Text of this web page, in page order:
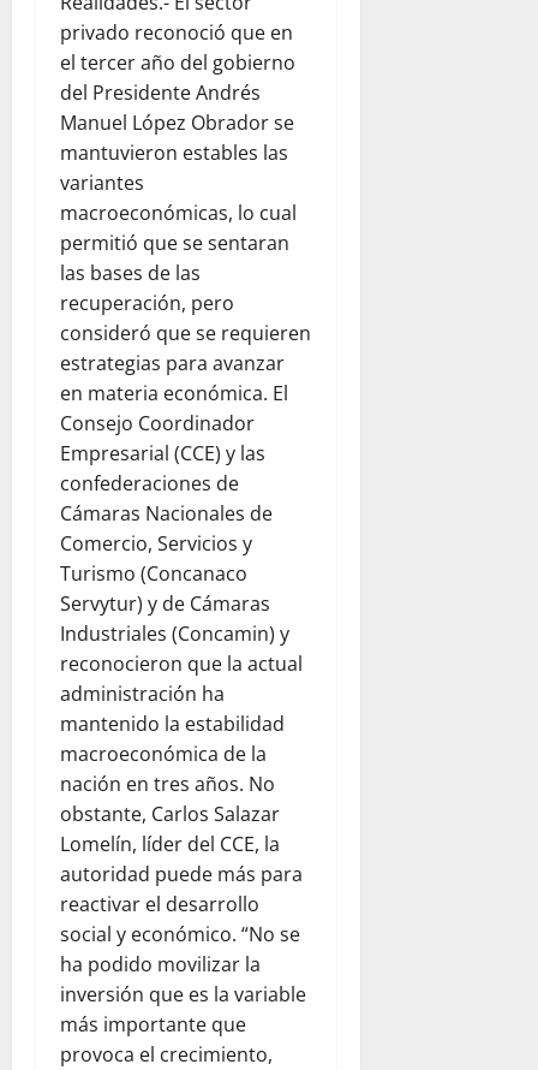
privado reconoció que en
el tercer año del gobierno
del Presidente Andrés
Manuel López Obrador se
mantuvieron estables las
variantes
macroeconómicas, lo cual
permitió que se sentaran
las bases de las
recuperación, pero
consideró que se requieren
estrategias para avanzar
en materia económica. El
Consejo Coordinador
Empresarial (CCE) y las
confederaciones de
Cámaras Nacionales de
Comercio, Servicios y
Turismo (Concanaco
Servytur) y de Cámaras
Industriales (Concamin) y
reconocieron que la actual
administración ha
mantenido la estabilidad
macroeconómica de la
nación en tres años. No
obstante, Carlos Salazar
Lomelín, líder del CCE, la
autoridad puede más para
reactivar el desarrollo
social y económico. “No se
ha podido movilizar la
inversión que es la variable
más importante que
provoca el crecimiento,